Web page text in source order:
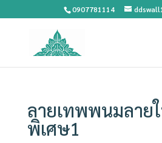
0907781114
ลายเทพพนมลาย
พิเศษ1